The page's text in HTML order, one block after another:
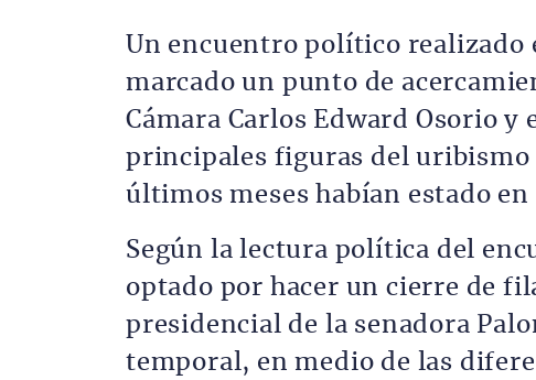
Un encuentro político realizado
marcado un punto de
Cámara Carlos Edward Osorio
principales figuras del uribismo
últimos meses habían estado
Según la lectura política del
optado por hacer un cierre de
presidencial de la senadora
temporal, en medio de las